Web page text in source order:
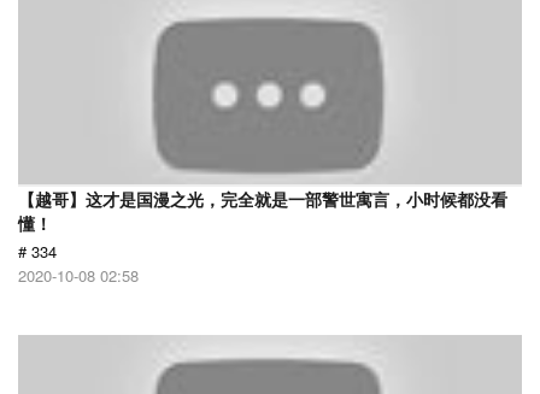
【越哥】这才是国漫之光，完全就是一部警世寓言，小时候都没看
懂！
# 334
2020-10-08 02:58